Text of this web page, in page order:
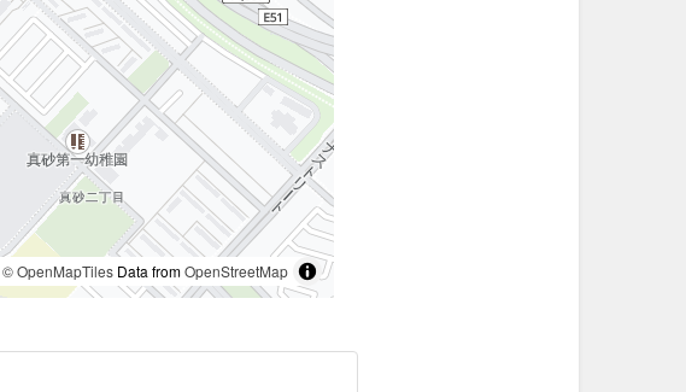
© OpenMapTiles Data fromOpenStreetMap